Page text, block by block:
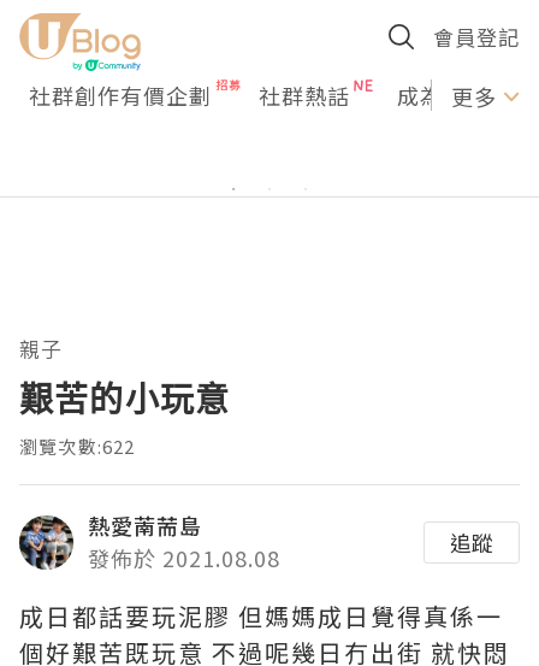
會員登記
社群創作有價企劃 社群熱話 成為U更多
親子
艱苦的小玩意
瀏覽次數:622
熱愛萳荋島
發佈於 2021.08.08
追蹤
成日都話要玩泥膠 但媽媽成日覺得真係一
個好艱苦既玩意 不過呢幾日冇出街 就快悶